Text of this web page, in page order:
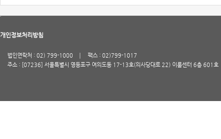
개인정보처리방침
법인연락처 : 02) 799-1000
팩스 : 02)799-1017
주소 : [07236] 서울특별시 영등포구 여의도동 17-13호(의사당대로 22) 이룸센터 6층 601호